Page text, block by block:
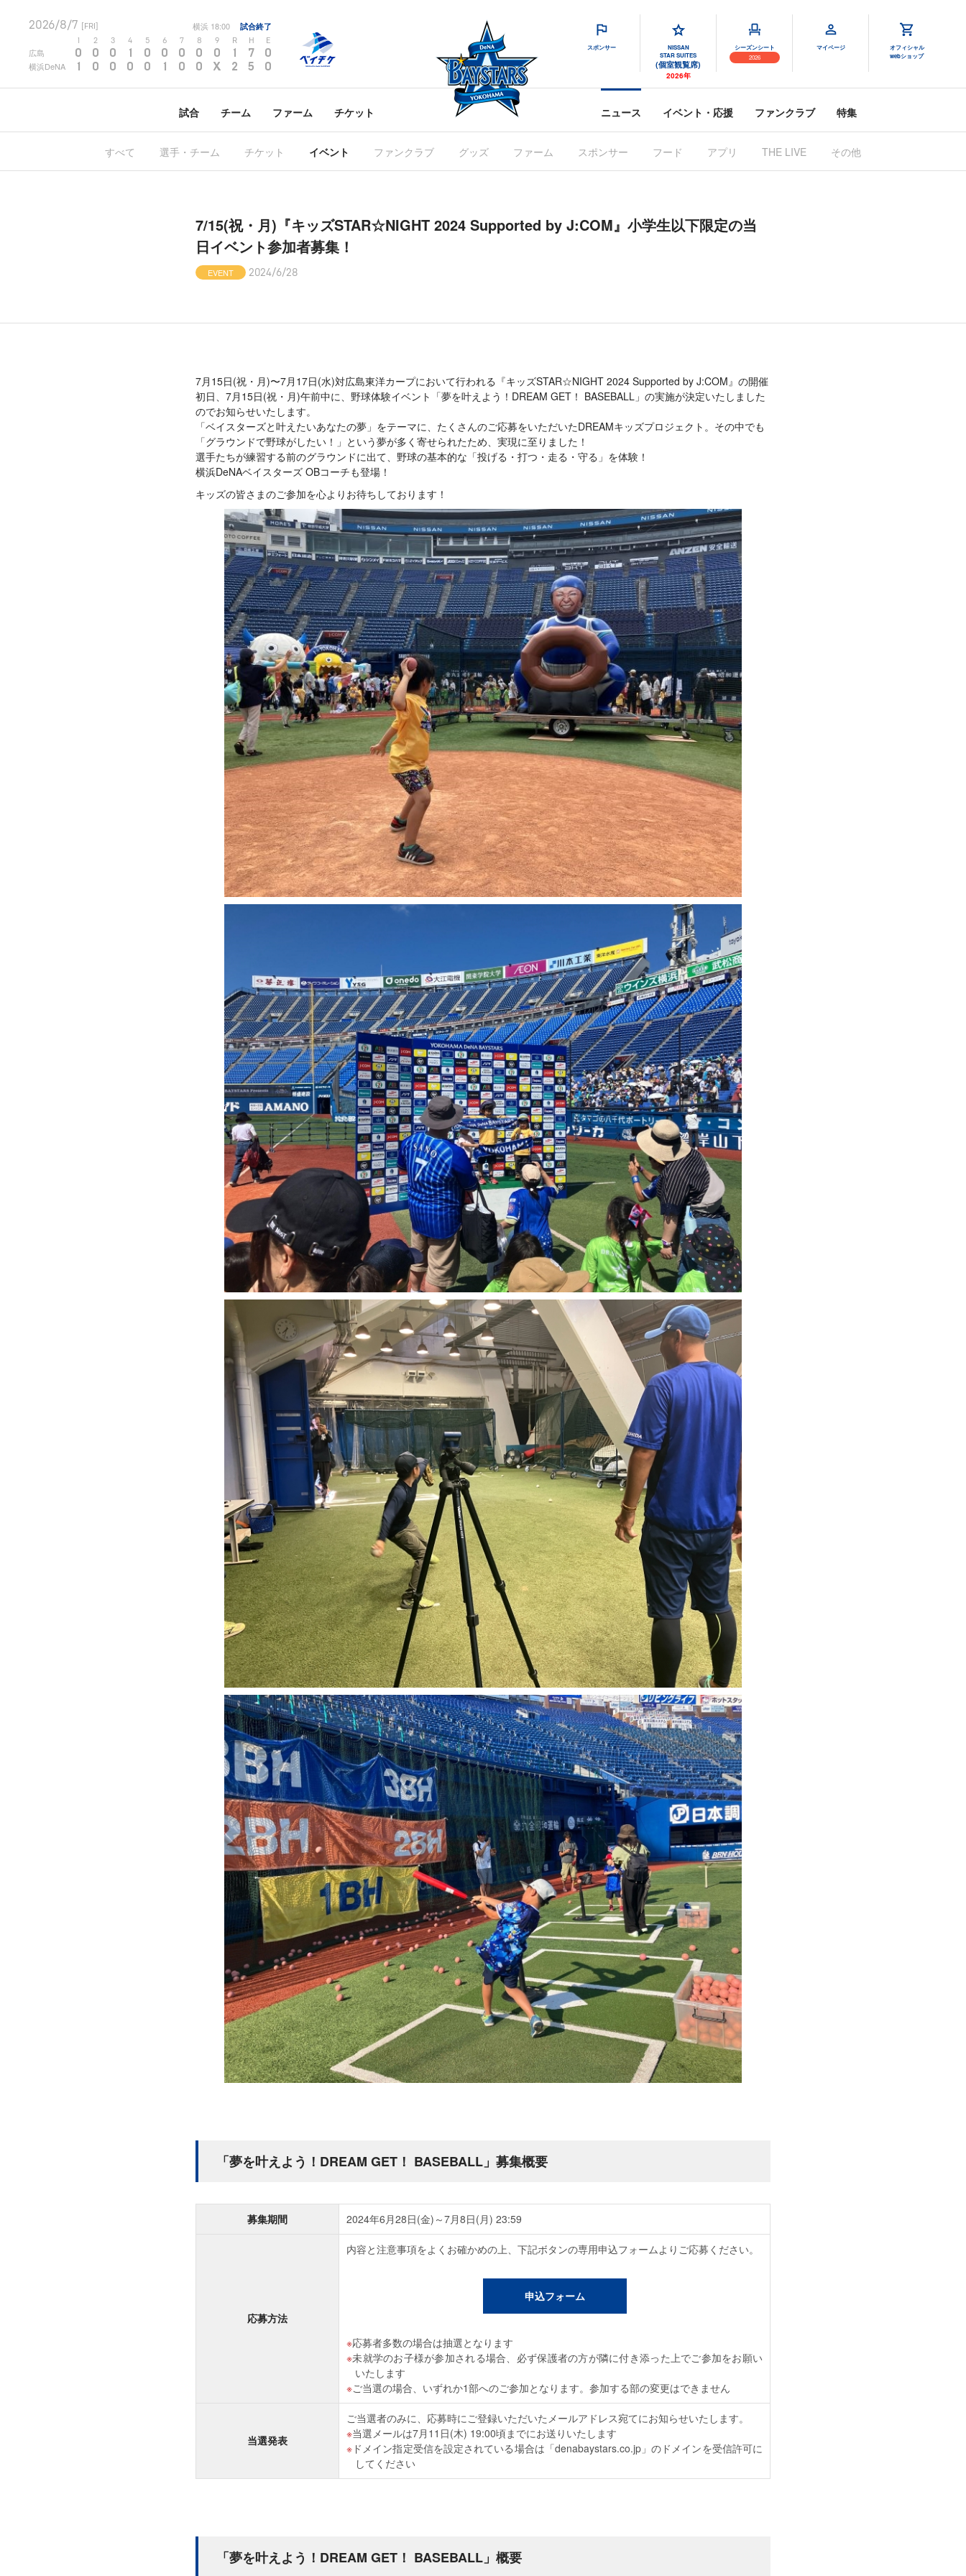
2026/8/7 [FRI] 横浜 18:00 試合終了
2 3 4 5 6 7 8 9 R H E
広島 0 0 0 1 0 0 0 0 0 1 7 0
横浜DeNA 1 0 0 0 0 1 0 0 X 2 5 0
スポンサー
NISSAN
STAR SUITES
(個室観覧席)
2026年
シーズンシート
2026
マイページ
オフィシャル
webショップ
試合 チーム ファーム チケット ニュース イベント・応援 ファンクラブ 特集
すべて 選手・チーム チケット イベント ファンクラブ グッズ ファーム スポンサー フード アプリ THE LIVE その他
7/15(祝・月)『キッズSTAR☆NIGHT 2024 Supported by J:COM』小学生以下限定の当
日イベント参加者募集！
EVENT 2024/6/28
7月15日(祝・月)〜7月17日(水)対広島東洋カープにおいて行われる『キッズSTAR☆NIGHT 2024 Supported by J:COM』の開催
初日、7月15日(祝・月)午前中に、野球体験イベント「夢を叶えよう！DREAM GET！ BASEBALL」の実施が決定いたしました
のでお知らせいたします。
「ベイスターズと叶えたいあなたの夢」をテーマに、たくさんのご応募をいただいたDREAMキッズプロジェクト。その中でも
「グラウンドで野球がしたい！」という夢が多く寄せられたため、実現に至りました！
選手たちが練習する前のグラウンドに出て、野球の基本的な「投げる・打つ・走る・守る」を体験！
横浜DeNAベイスターズ OBコーチも登場！
キッズの皆さまのご参加を心よりお待ちしております！
「夢を叶えよう！DREAM GET！ BASEBALL」募集概要
募集期間 2024年6月28日(金)～7月8日(月) 23:59
応募方法
内容と注意事項をよくお確かめの上、下記ボタンの専用申込フォームよりご応募ください。
申込フォーム
応募者多数の場合は抽選となります
未就学のお子様が参加される場合、必ず保護者の方が隣に付き添った上でご参加をお願い
いたします
ご当選の場合、いずれか1部へのご参加となります。参加する部の変更はできません
当選発表
ご当選者のみに、応募時にご登録いただいたメールアドレス宛てにお知らせいたします。
当選メールは7月11日(木) 19:00頃までにお送りいたします
ドメイン指定受信を設定されている場合は「denabaystars.co.jp」のドメインを受信許可に
してください
「夢を叶えよう！DREAM GET！ BASEBALL」概要